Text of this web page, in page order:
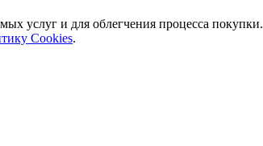
услуг и для облегчения процесса покупки.
Cookies.